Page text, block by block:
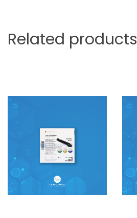
Related products